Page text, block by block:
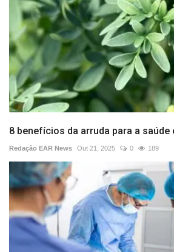
8 benefícios da arruda para a saúde
Redação EAR News Out 21, 2025 0 189